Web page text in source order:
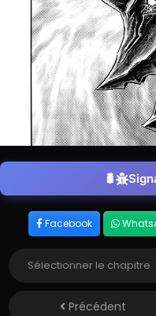
Facebook
Précédent